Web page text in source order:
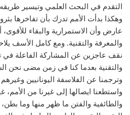
التقدم في البحث العلمي وتيسير طريقه
وهكذا بدأت الأمم تدرك بأن تفاخرها
عارض وأن الاستمرارية والبقاء
والمعرفة والتقنية. ومع كامل الأسف
نقف عاجزين عن المشاركة الفاعلة في
والتقنية بعدما كنا في زمن مضى نحن
وترجمنا عن الفلاسفة اليونانيين
واستطعنا ايصالها إلى غيرنا من الأمم،
والطائفية والفتن ما ظهر منها وما